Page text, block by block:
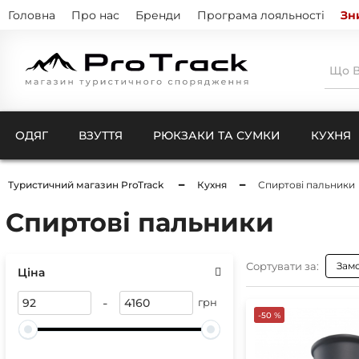
Головна Про нас Бренди Програма лояльності
ОДЯГ ВЗУТТЯ РЮКЗАКИ ТА СУМКИ
Чохли
КУХНЯ
Тенти
Бафи
Туристичний магазин ProTrack Кухня Спиртові пальники
Спиртові пальники
Ціна
- грн
Сортувати за:
-50 %